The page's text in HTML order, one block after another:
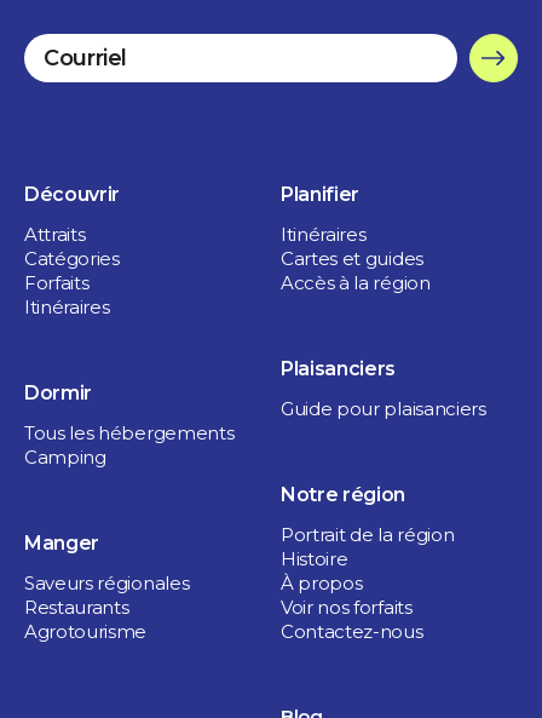
Découvrir
Attraits
Catégories
Forfaits
Itinéraires
Dormir
Tous les hébergements
Camping
Manger
Saveurs régionales
Restaurants
Agrotourisme
Planifier
Itinéraires
Cartes et guides
Accès à la région
Plaisanciers
Guide pour plaisanciers
Notre région
Portrait de la région
Histoire
À propos
Voir nos forfaits
Contactez-nous